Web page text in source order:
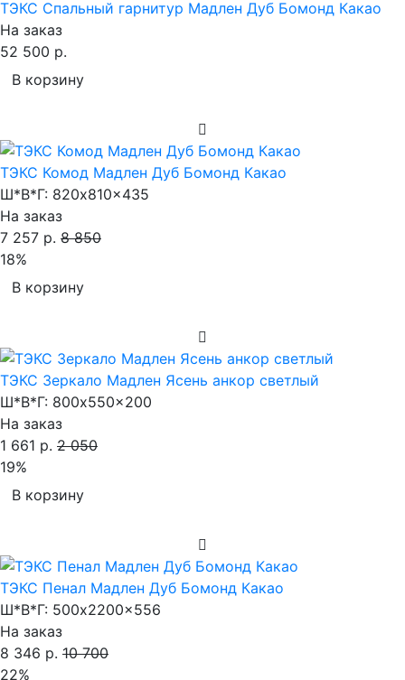
ТЭКС Спальный гарнитур Мадлен Дуб Бомонд Какао
На заказ
52 500 р.
В корзину
ТЭКС Комод Мадлен Дуб Бомонд Какао
Ш*В*Г: 820x810x435
На заказ
7 257 р. 8 850
18%
В корзину
ТЭКС Зеркало Мадлен Ясень анкор светлый
Ш*В*Г: 800x550x200
На заказ
1 661 р. 2 050
19%
В корзину
ТЭКС Пенал Мадлен Дуб Бомонд Какао
Ш*В*Г: 500x2200x556
На заказ
8 346 р. 10 700
22%